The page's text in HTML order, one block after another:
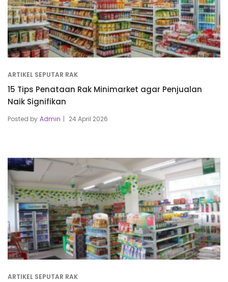
ARTIKEL SEPUTAR RAK
15 Tips Penataan Rak Minimarket agar Penjualan
Naik Signifikan
Posted by Admin 24 April 2026
ARTIKEL SEPUTAR RAK